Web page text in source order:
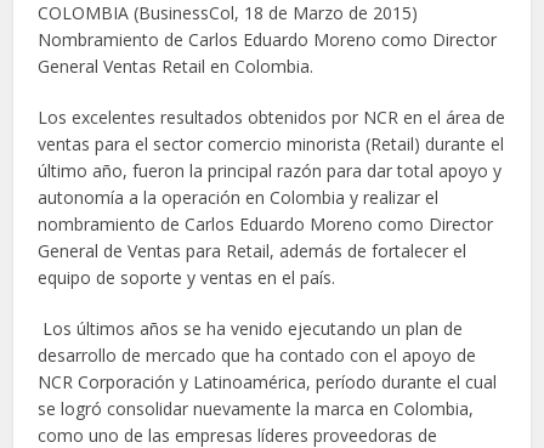
COLOMBIA (BusinessCol, 18 de Marzo de 2015)
Nombramiento de Carlos Eduardo Moreno como Director
General Ventas Retail en Colombia.
Los excelentes resultados obtenidos por NCR en el área de
ventas para el sector comercio minorista (Retail) durante el
último año, fueron la principal razón para dar total apoyo y
autonomía a la operación en Colombia y realizar el
nombramiento de Carlos Eduardo Moreno como Director
General de Ventas para Retail, además de fortalecer el
equipo de soporte y ventas en el país.
Los últimos años se ha venido ejecutando un plan de
desarrollo de mercado que ha contado con el apoyo de
NCR Corporación y Latinoamérica, período durante el cual
se logró consolidar nuevamente la marca en Colombia,
como uno de las empresas líderes proveedoras de